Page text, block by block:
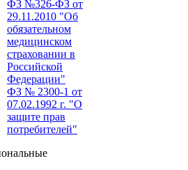
ФЗ №326-ФЗ от
29.11.2010 "Об
обязательном
медицинском
страховании в
Российской
Федерации"
ФЗ № 2300-1 от
07.02.1992 г. "О
защите прав
потребителей"